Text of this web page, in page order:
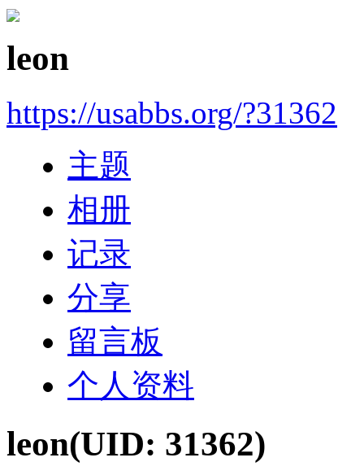
leon
https://usabbs.org/?31362
主题
相册
记录
分享
留言板
个人资料
leon(UID: 31362)